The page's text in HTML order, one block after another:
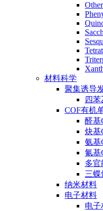
材料科学
聚集诱导
四苯
COF有机
醛基
炔基
氨基
氰基
多官
三蝶
纳米材料
电子材料
电子